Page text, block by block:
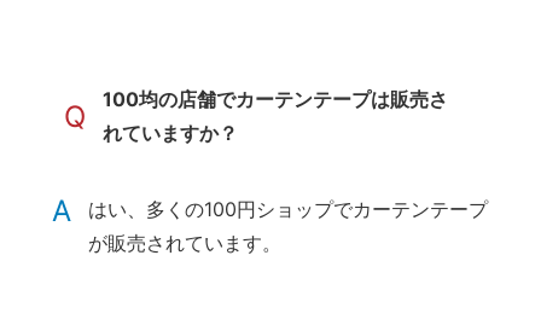
Q
100均の店舗でカーテンテープは販売さ
れていますか？
A
はい、多くの100円ショップでカーテンテープ
が販売されています。